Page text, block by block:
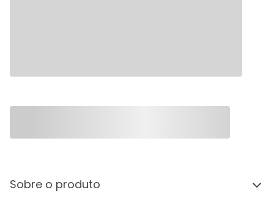
Sobre o produto